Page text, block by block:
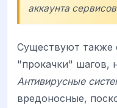
аккаунта
Существуют также
"прокачки" шагов,
Антивирусные
вредоносные,